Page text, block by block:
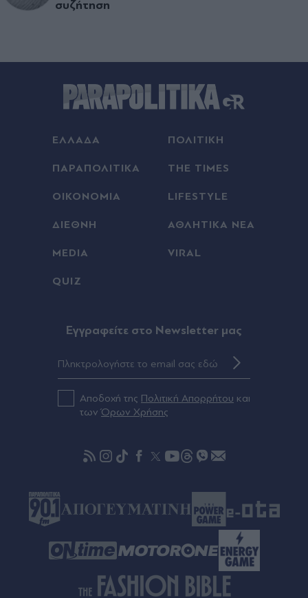
συζήτηση
ΕΛΛΑΔΑ ΠΟΛΙΤΙΚΗ
ΠΑΡΑΠΟΛΙΤΙΚΑ THE TIMES
ΟΙΚΟΝΟΜΙΑ LIFESTYLE
ΔΙΕΘΝΗ ΑΘΛΗΤΙΚΑ ΝΕΑ
MEDIA VIRAL
QUIZ
Eγγραφείτε στο Newsletter μας
Αποδοχή της Πολιτική Απορρήτου και
τωνΌρων Χρήσης